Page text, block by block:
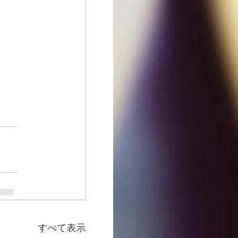
すべて表示